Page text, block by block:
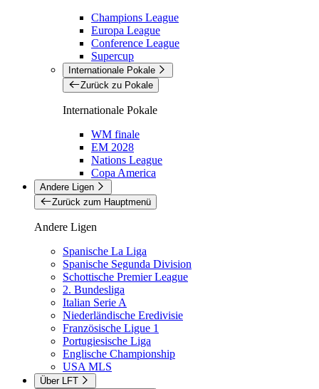
Champions League
Europa League
Conference League
Supercup
Internationale Pokale
Zurück zu Pokale
Internationale Pokale
WM finale
EM 2028
Nations League
Copa America
Andere Ligen
Zurück zum Hauptmenü
Andere Ligen
Spanische La Liga
Spanische Segunda Division
Schottische Premier League
2. Bundesliga
Italian Serie A
Niederländische Eredivisie
Französische Ligue 1
Portugiesische Liga
Englische Championship
USA MLS
Über LFT